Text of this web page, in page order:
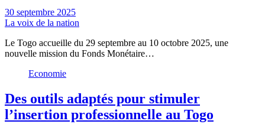
30 septembre 2025
La voix de la nation
Le Togo accueille du 29 septembre au 10 octobre 2025, une
nouvelle mission du Fonds Monétaire…
Economie
Des outils adaptés pour stimuler
l’insertion professionnelle au Togo